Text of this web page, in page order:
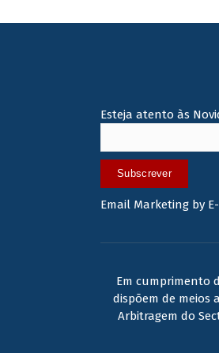
Esteja atento às
Subscrever
Email Marketing by
Em cumprimento
dispõem de meios
Arbitragem do